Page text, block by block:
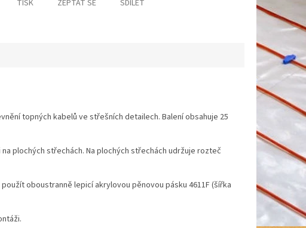
TISK ZEPTAT SE SDÍLET
topných kabelů ve střešních detailech. Balení obsahuje 25
plochých střechách. Na plochých střechách udržuje rozteč
oboustranně lepicí akrylovou pěnovou pásku 4611F (šířka